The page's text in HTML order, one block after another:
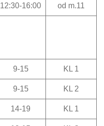
12:30-16:00 od m.11
9-15 KL 1
9-15 KL 2
14-19 KL 1